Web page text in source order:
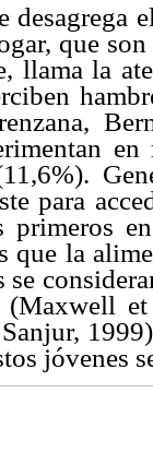
desagrega
que
llama la
para
que la
se
(Maxwell
jóvenes